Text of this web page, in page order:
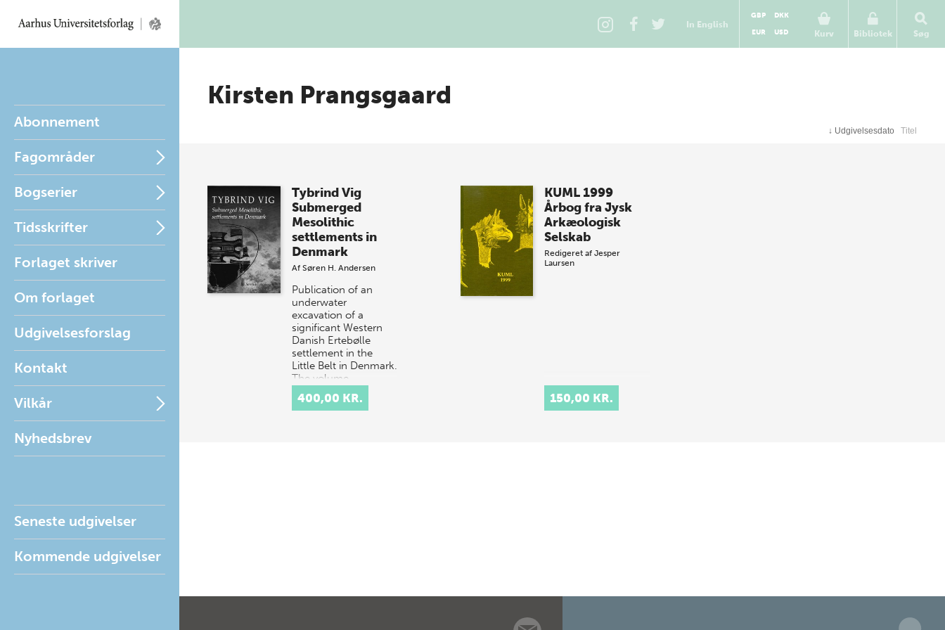
In English
Kurv
GBP
DKK
EUR
USD Bibliotek Søg
Abonnement
Fagområder
Bogserier
Tidsskrifter
Forlaget skriver
Om forlaget
Udgivelsesforslag
Kontakt
Vilkår
Nyhedsbrev
Seneste udgivelser
Kommende udgivelser
Kirsten Prangsgaard
↓ Udgivelsesdato Titel
Tybrind Vig
Submerged
Mesolithic
settlements in
Denmark
Af Søren H. Andersen
Publication of an
underwater
excavation of a
significant Western
Danish Ertebølle
settlement in the
Little Belt in Denmark.
The volume
comprises both…
400,00 KR.
KUML 1999
Årbog fra Jysk
Arkæologisk
Selskab
Redigeret af Jesper
Laursen
150,00 KR.